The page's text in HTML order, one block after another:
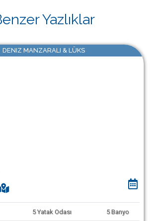
Yazlıklar
DENIZ MANZARALI & LÜKS
5 Yatak Odası 5 Banyo